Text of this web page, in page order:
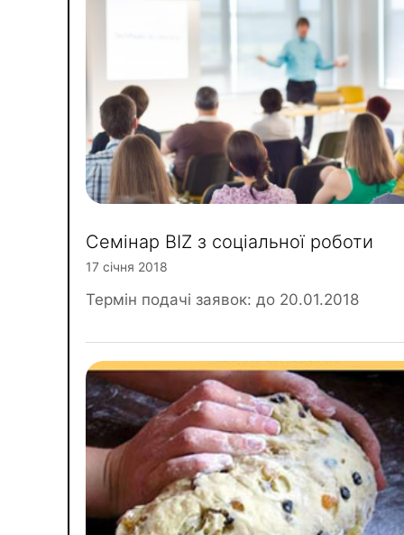
Семінар BIZ з соціальної роботи
17 січня 2018
Термін подачі заявок: до 20.01.2018